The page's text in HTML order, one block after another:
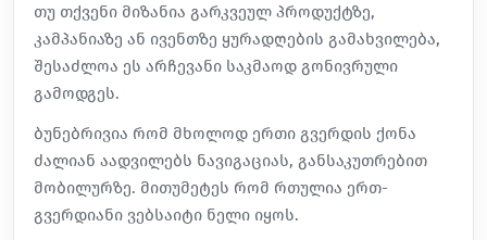
თუ თქვენი მიზანია გარკვეულ პროდუქტზე,
კამპანიაზე ან ივენთზე ყურადღების გამახვილება,
შესაძლოა ეს არჩევანი საკმაოდ გონივრული
გამოდგეს.
ბუნებრივია რომ მხოლოდ ერთი გვერდის ქონა
ძალიან აადვილებს ნავიგაციას, განსაკუთრებით
მობილურზე. მითუმეტეს რომ რთულია ერთ-
გვერდიანი ვებსაიტი ნელი იყოს.